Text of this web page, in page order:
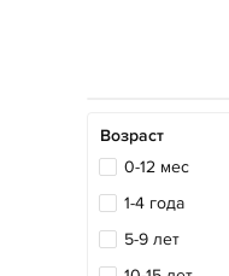
Возраст
0-12 мес
1-4 года
5-9 лет